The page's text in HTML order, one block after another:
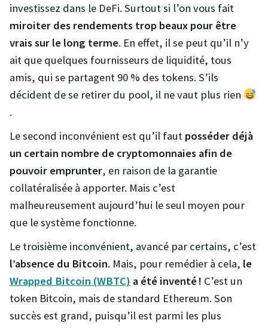
investissez dans le DeFi. Surtout si l’on vous fait
miroiter des rendements trop beaux pour être
vrais sur le long terme. En effet, il se peut qu’il n’y
ait que quelques fournisseurs de liquidité, tous
amis, qui se partagent 90 % des tokens. S’ils
décident de se retirer du pool, il ne vaut plus rien
.
Le second inconvénient est qu’il faut posséder déjà
un certain nombre de cryptomonnaies afin de
pouvoir emprunter, en raison de la garantie
collatéralisée à apporter. Mais c’est
malheureusement aujourd’hui le seul moyen pour
que le système fonctionne.
Le troisième inconvénient, avancé par certains, c’est
l’absence du Bitcoin. Mais, pour remédier à cela, le
Wrapped Bitcoin (WBTC) a été inventé ! C’est un
token Bitcoin, mais de standard Ethereum. Son
succès est grand, puisqu’il est parmi les plus